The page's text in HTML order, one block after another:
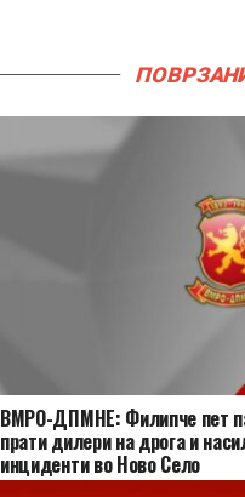
ВМРО-ДПМНЕ: Филипче пет
прати дилери на дрога и
инциденти во Ново Село